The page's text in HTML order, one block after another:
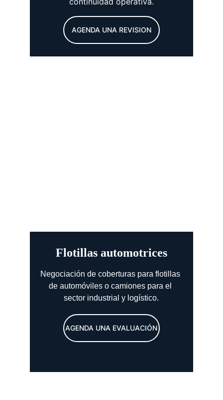
Flotillas automotrices
Negociación de coberturas para flotillas
de automóviles o camiones para el
sector industrial y logístico.
AGENDA UNA REVISION
AGENDA UNA EVALUACIÓN